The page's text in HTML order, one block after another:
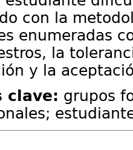
con la
enumeradas
la
y la
clave: grupos